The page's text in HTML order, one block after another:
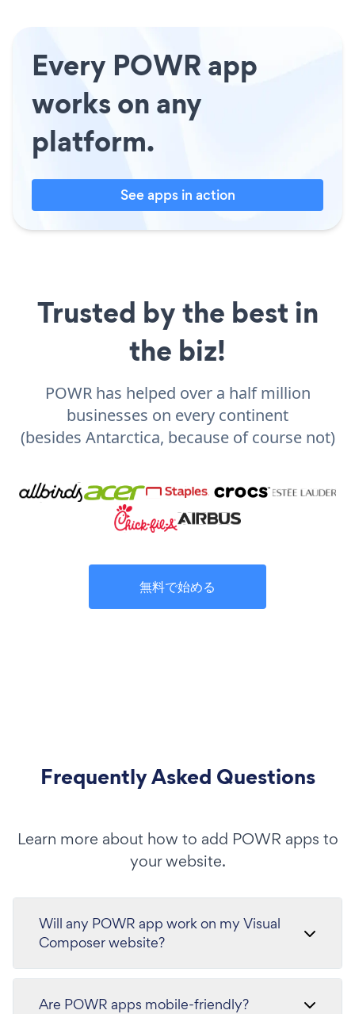
Every POWR app
works on any
platform.
See apps in action
Trusted by the best in
the biz!
POWR has helped over a half million
businesses on every continent
(besides Antarctica, because of course not)
無料で始める
Frequently Asked Questions
Learn more about how to add POWR apps to
your website.
Will any POWR app work on my Visual
Composer website?
Are POWR apps mobile-friendly?